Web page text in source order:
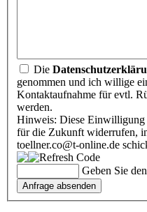
Die
genommen und ich willige
Kontaktaufnahme für evtl.
werden.
Hinweis: Diese Einwilligung
für die Zukunft widerrufen,
toellner.co@t-online.de
Geben Sie